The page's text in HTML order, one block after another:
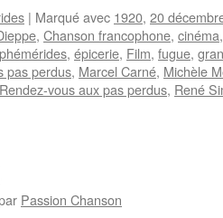
| Marqué avec 1920, 20
, Chanson francophone, cinéma
, épicerie, Film, fugue,
pas perdus, Marcel Carné, Michèle
Rendez-vous aux pas perdus, René
Passion Chanson